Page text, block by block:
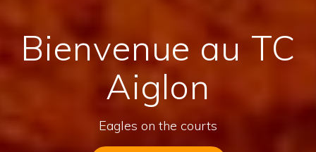
Bienvenue au TC
Aiglon
Eagles on the courts